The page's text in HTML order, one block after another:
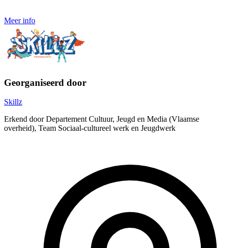
Meer info
Georganiseerd door
Skillz
Erkend door Departement Cultuur, Jeugd en Media (Vlaamse
overheid), Team Sociaal-cultureel werk en Jeugdwerk